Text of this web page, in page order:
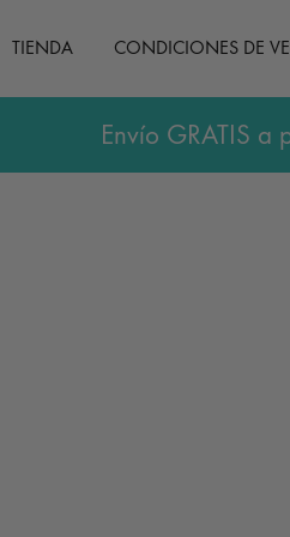
TIENDA CONDICIONES DE
Envío GRATIS